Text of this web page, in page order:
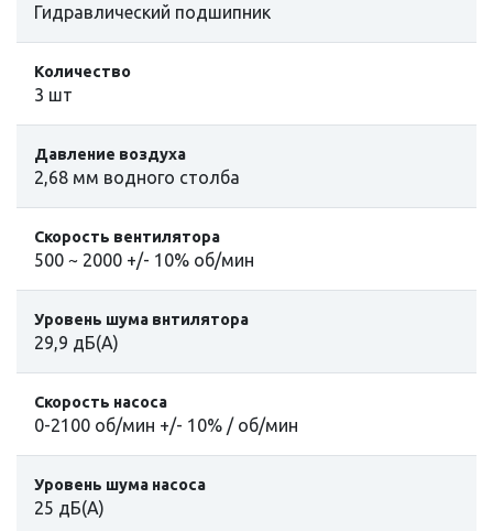
Гидравлический подшипник
Количество
3 шт
Давление воздуха
2,68 мм водного столба
Cкорость вентилятора
500 ~ 2000 +/- 10% об/мин
Уровень шума внтилятора
29,9 дБ(А)
Cкорость насоса
0-2100 об/мин +/- 10% / об/мин
Уровень шума насоса
25 дБ(А)